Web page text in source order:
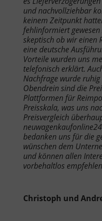
und nachvollziehbar
keinem Zeitpunkt
fehlinformiert
skeptisch ob wir einen
eine deutsche
Vorteile wurden uns
telefonisch erklärt.
Nachfrage wurde
Obendrein sind die
Plattformen für
Preisskala, was uns
Preisvergleich
bedanken uns für die
wünschen dem
und können allen
vorbehaltlos
Christoph und